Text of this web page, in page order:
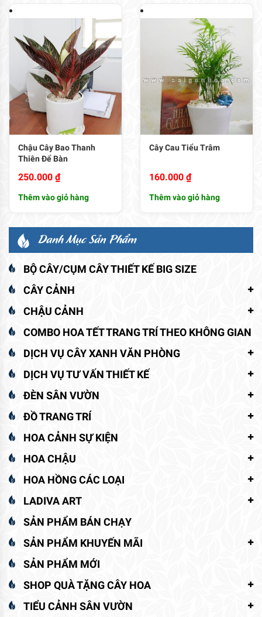
Chậu Cây Bao Thanh
Thiên Để Bàn
250.000 ₫
Thêm vào giỏ hàng
Cây Cau Tiểu Trâm
160.000 ₫
Thêm vào giỏ hàng
Danh Mục Sản Phẩm
BỘ CÂY/CỤM CÂY THIẾT KẾ BIG SIZE
CÂY CẢNH
CHẬU CẢNH
COMBO HOA TẾT TRANG TRÍ THEO KHÔNG GIAN
DỊCH VỤ CÂY XANH VĂN PHÒNG
DỊCH VỤ TƯ VẤN THIẾT KẾ
ĐÈN SÂN VƯỜN
ĐỒ TRANG TRÍ
HOA CẢNH SỰ KIỆN
HOA CHẬU
HOA HỒNG CÁC LOẠI
LADIVA ART
SẢN PHẨM BÁN CHẠY
SẢN PHẨM KHUYẾN MÃI
SẢN PHẨM MỚI
SHOP QUÀ TẶNG CÂY HOA
TIỂU CẢNH SÂN VƯỜN